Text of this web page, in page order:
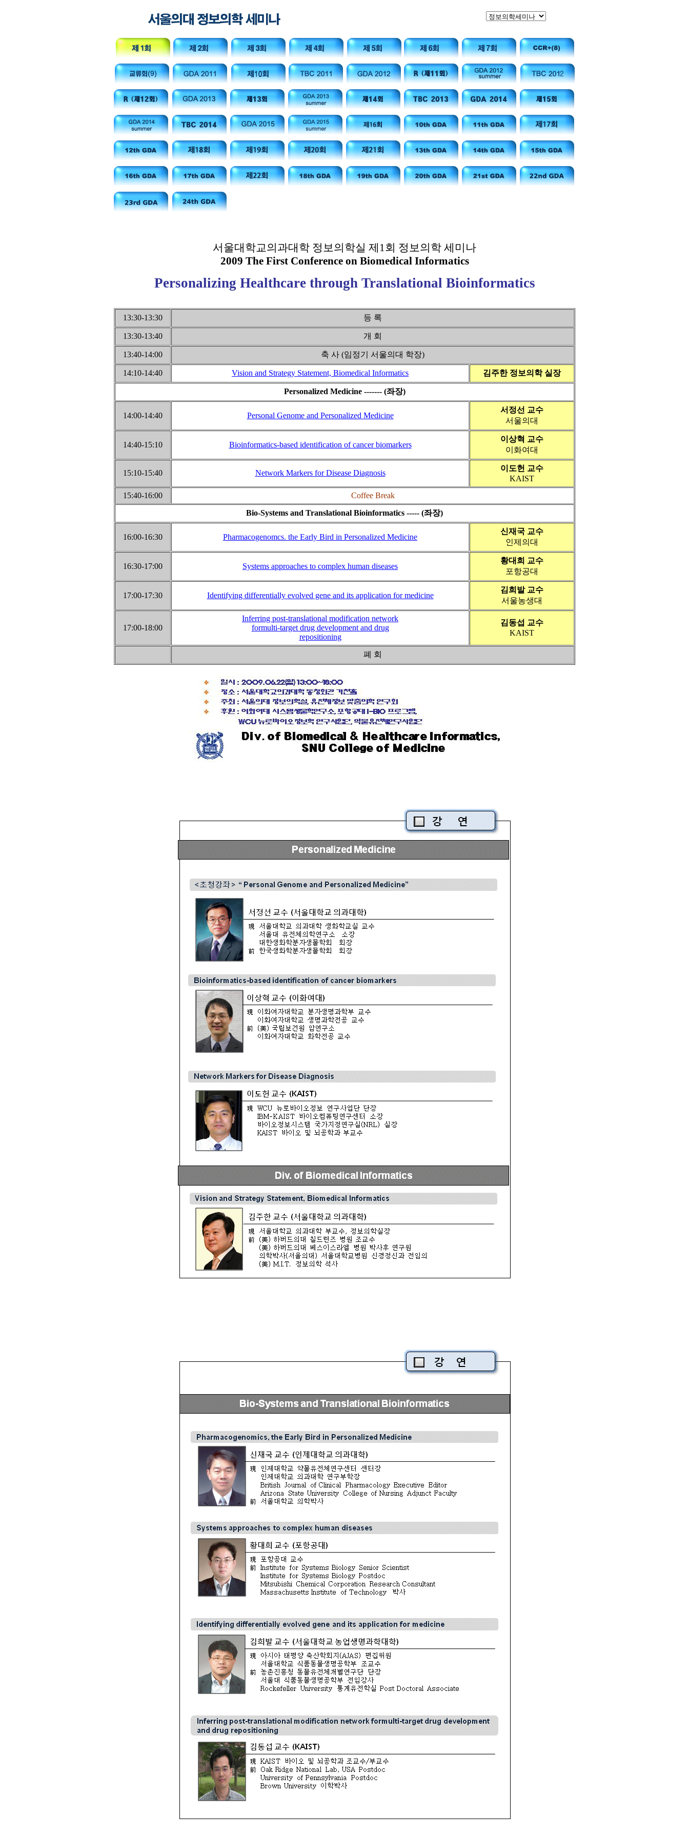
서울대학교의과대학 정보의학실 제1회 정보의학 세미나
2009 The First Conference on Biomedical Informatics
Personalizing Healthcare through Translational Bioinformatics
13:30-13:30 등 록
13:30-13:40 개 회
13:40-14:00 축 사 (임정기 서울의대 학장)
14:10-14:40 Vision and Strategy Statement, Biomedical Informatics 김주한 정보의학 실장
Personalized Medicine ------- (좌장)
14:00-14:40 Personal Genome and Personalized Medicine
서정선 교수
서울의대
14:40-15:10 Bioinformatics-based identification of cancer biomarkers
이상혁 교수
이화여대
15:10-15:40 Network Markers for Disease Diagnosis
이도헌 교수
KAIST
15:40-16:00
Coffee Break
Bio-Systems and Translational Bioinformatics ----- (좌장)
16:00-16:30 Pharmacogenomcs. the Early Bird in Personalized Medicine
신재국 교수
인제의대
16:30-17:00 Systems approaches to complex human diseases
황대희 교수
포항공대
17:00-17:30 Identifying differentially evolved gene and its application for medicine
김희발 교수
서울농생대
17:00-18:00
Inferring post-translational modification network
formulti-target drug development and drug
repositioning
김동섭 교수
KAIST
폐 회